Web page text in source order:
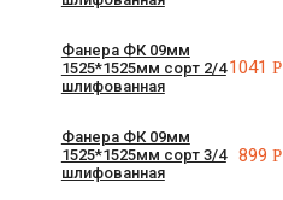
Фанера ФК 09мм
1525*1525мм сорт 2/4
шлифованная
1041Р
Фанера ФК 09мм
1525*1525мм сорт 3/4
шлифованная
899Р